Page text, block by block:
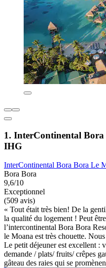
1. InterContinental
IHG
InterContinental Bora Bora Le
Bora Bora
9,6/10
Exceptionnel
(509 avis)
« Tout était très bien! De la
la qualité du logement ! Peut
l’intercontinental Bora Bora
le Moana est très chouette.
Le petit déjeuner est excellent :
demande / plats/ fruits/ crêpes
gâteau des raies qui se